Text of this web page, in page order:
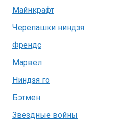
Майнкрафт
Черепашки ниндзя
Френдс
Марвел
Ниндзя го
Бэтмен
Звездные войны